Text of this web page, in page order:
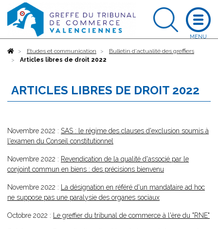
AccueilEtudes et communication
Bulletin d'actualité des greffiers
Articles libres de droit 2022
ARTICLES LIBRES DE DROIT 2022
Novembre 2022 : SAS : le régime des clauses d'exclusion soumis à
l'examen du Conseil constitutionnel
Novembre 2022 : Revendication de la qualité d'associé par le
conjoint commun en biens : des précisions bienvenu
Novembre 2022 :
La désignation en référé d'un mandataire ad hoc
ne suppose pas une paralysie des organes sociaux
Octobre 2022 : Le greffier du tribunal de commerce à l'ère du "RNE"